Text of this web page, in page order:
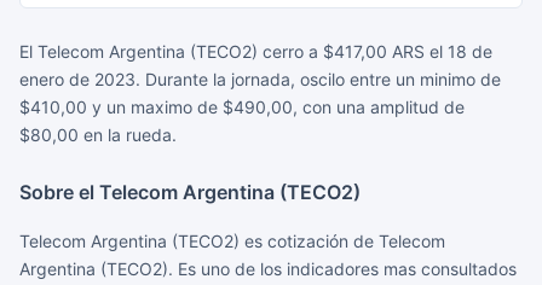
El Telecom Argentina (TECO2) cerro a $417,00 ARS el 18 de
enero de 2023. Durante la jornada, oscilo entre un minimo de
$410,00 y un maximo de $490,00, con una amplitud de
$80,00 en la rueda.
Sobre el Telecom Argentina (TECO2)
Telecom Argentina (TECO2) es cotización de Telecom
Argentina (TECO2). Es uno de los indicadores mas consultados